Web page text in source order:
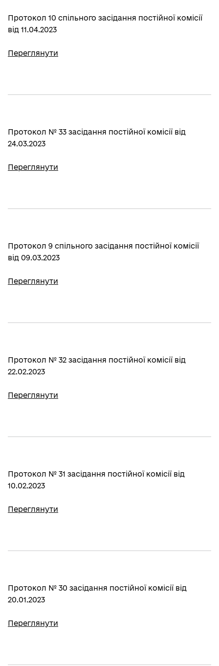
Протокол 10 спільного засідання постійної комісії
від 11.04.2023
Переглянути
Протокол № 33 засідання постійної комісії від
24.03.2023
Переглянути
Протокол 9 спільного засідання постійної комісії
від 09.03.2023
Переглянути
Протокол № 32 засідання постійної комісії від
22.02.2023
Переглянути
Протокол № 31 засідання постійної комісії від
10.02.2023
Переглянути
Протокол № 30 засідання постійної комісії від
20.01.2023
Переглянути